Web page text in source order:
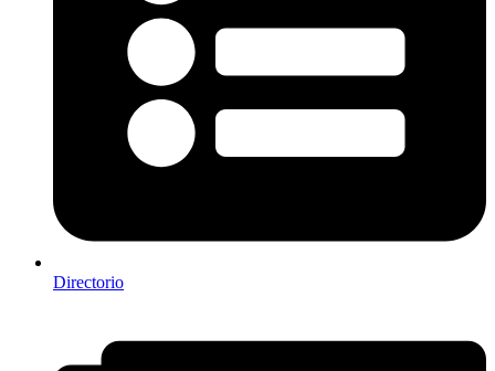
Directorio